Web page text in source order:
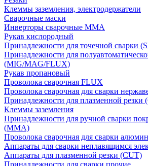
Клеммы заземления, электродержатели
Сварочные маски
Инверторы сварочные ММА
Рукав кислородный
Принадлежности для точечной сварки
Принадлежности для
(MIG/MAG/FLUX)
Рукав пропановый
Проволока сварочная FLUX
Проволока сварочная для сварки
Принадлежности для плазменной резки
Клеммы заземления
Принадлежности для ручной сварки
(MMA)
Проволока сварочная для сварки
Аппараты для сварки неплавящимся
Аппараты для плазменной резки (CUT)
Принадлежности для сварки прочие